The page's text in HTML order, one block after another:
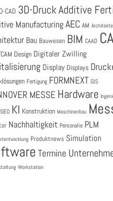
CAD 3D-DruckAdditive
ManufacturingAEC AM
Bau Bauwesen BIM CAAD
Design Digitaler Zwilling
Display Displays
Fertigung FORMNEXT GIS
MESSE Hardware
KI Konstruktion Maschinenbau
Nachhaltigkeit Personalie PLM
Produktnews Simulation
Termine
Workstation